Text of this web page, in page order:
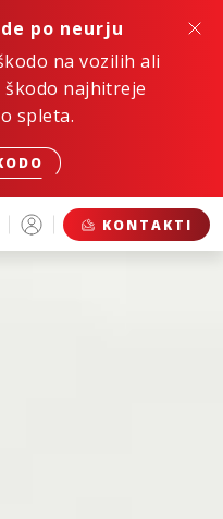
po neurju
na vozilih ali
najhitreje
spleta.
KONTAKTI